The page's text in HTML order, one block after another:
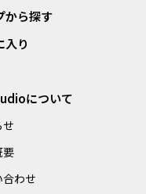
から探す
入り
について
せ
要
合わせ